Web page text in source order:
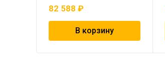
82 588 ₽
В корзину